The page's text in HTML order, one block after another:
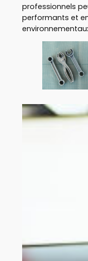
professionnels
performants et